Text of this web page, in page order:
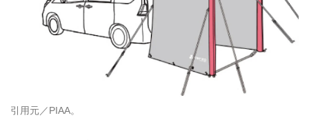
引用元／PIAA。